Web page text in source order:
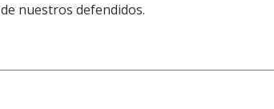
de nuestros defendidos.